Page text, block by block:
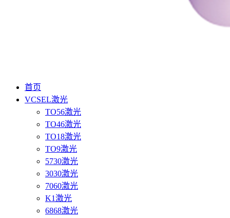
首页
VCSEL激光
TO56激光
TO46激光
TO18激光
TO9激光
5730激光
3030激光
7060激光
K1激光
6868激光